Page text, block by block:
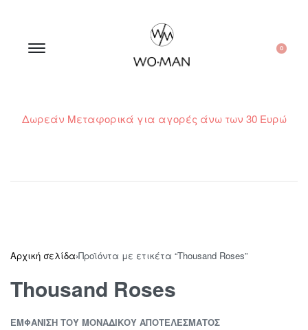
0
Δωρεάν Μεταφορικά για αγορές άνω των 30 Ευρώ
Αρχική σελίδα›Προϊόντα με ετικέτα “Thousand Roses”
Thousand Roses
ΕΜΦΆΝΙΣΗ ΤΟΥ ΜΟΝΑΔΙΚΟΎ ΑΠΟΤΕΛΈΣΜΑΤΟΣ